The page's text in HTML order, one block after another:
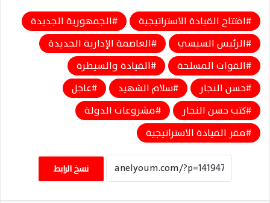
افتتاح القيادة الاستراتيجية
الجمهورية الجديدة
الرئيس السيسي
العاصمة الإدارية الجديدة
القوات المسلحة
القيادة والسيطرة
حسن النجار
سلام الشهيد
عاجل
كتب حسن النجار
مشروعات الدولة
مقر القيادة الاستراتيجية
نسخ الرابط